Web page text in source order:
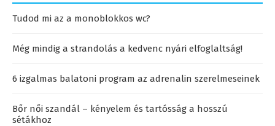
Tudod mi az a monoblokkos wc?
Még mindig a strandolás a kedvenc nyári elfoglaltság!
6 izgalmas balatoni program az adrenalin szerelmeseinek
Bőr női szandál – kényelem és tartósság a hosszú
sétákhoz